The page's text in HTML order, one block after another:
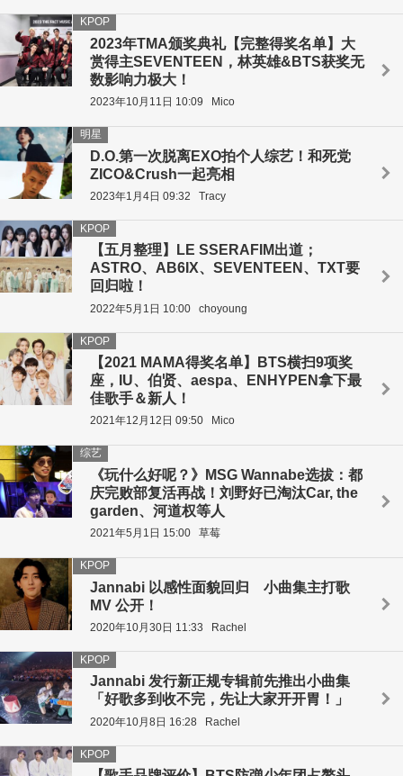
2023年TMA颁奖典礼【完整得奖名单】大
赏得主SEVENTEEN，林英雄&BTS获奖无
数影响力极大！
KPOP
2023年10月11日 10:09 Mico
D.O.第一次脱离EXO拍个人综艺！和死党
ZICO&Crush一起亮相
明星
2023年1月4日 09:32 Tracy
【五月整理】LE SSERAFIM出道；
ASTRO、AB6IX、SEVENTEEN、TXT要
回归啦！
KPOP
2022年5月1日 10:00 choyoung
【2021 MAMA得奖名单】BTS横扫9项奖
座，IU、伯贤、aespa、ENHYPEN拿下最
佳歌手＆新人！
KPOP
2021年12月12日 09:50 Mico
《玩什么好呢？》MSG Wannabe选拔：都
庆完败部复活再战！刘野好已淘汰Car, the
garden、河道权等人
综艺
2021年5月1日 15:00 草莓
Jannabi 以感性面貌回归 小曲集主打歌
MV 公开！
KPOP
2020年10月30日 11:33 Rachel
Jannabi 发行新正规专辑前先推出小曲集
「好歌多到收不完，先让大家开开胃！」
KPOP
2020年10月8日 16:28 Rachel
KPOP